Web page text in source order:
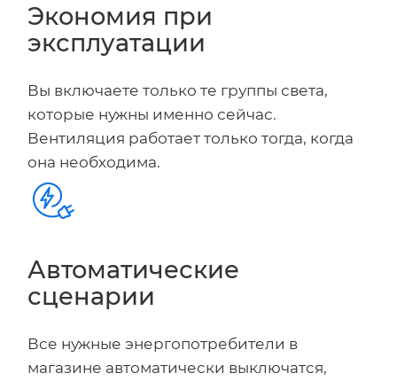
Экономия при
эксплуатации
Вы включаете только те группы света,
которые нужны именно сейчас.
Вентиляция работает только тогда, когда
она необходима.
Автоматические
сценарии
Все нужные энергопотребители в
магазине автоматически выключатся,